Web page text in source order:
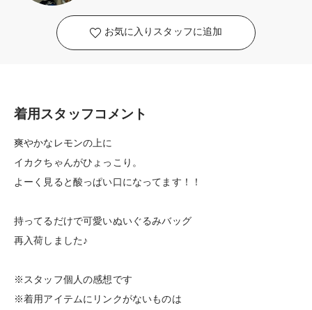
お気に入りスタッフに追加
着用スタッフコメント
爽やかなレモンの上に
イカクちゃんがひょっこり。
よーく見ると酸っぱい口になってます！！
持ってるだけで可愛いぬいぐるみバッグ
再入荷しました♪
※スタッフ個人の感想です
※着用アイテムにリンクがないものは